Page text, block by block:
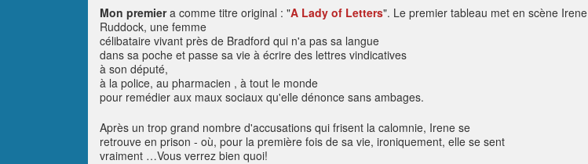
Mon premiera comme titre original : "A Lady of Letters". Le premier tableau met en scène Irene
Ruddock, une femme
célibataire vivant près de Bradford qui n'a pas sa langue
dans sa poche et passe sa vie à écrire des lettres vindicatives
à son député,
à la police, au pharmacien , à tout le monde
pour remédier aux maux sociaux qu'elle dénonce sans ambages.
Après un trop grand nombre d'accusations qui frisent la calomnie, Irene se
retrouve en prison - où, pour la première fois de sa vie, ironiquement, elle se sent
vraiment …Vous verrez bien quoi!